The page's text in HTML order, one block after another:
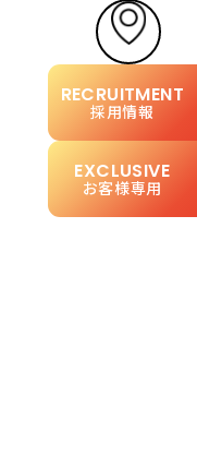
採用情報
お客様専用